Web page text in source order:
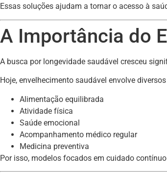
Essas soluções ajudam a tornar o acesso à
A Importância do
A busca por longevidade saudável cresceu
Hoje, envelhecimento saudável envolve
Alimentação equilibrada
Atividade física
Saúde emocional
Acompanhamento médico regular
Medicina preventiva
Por isso, modelos focados em cuidado